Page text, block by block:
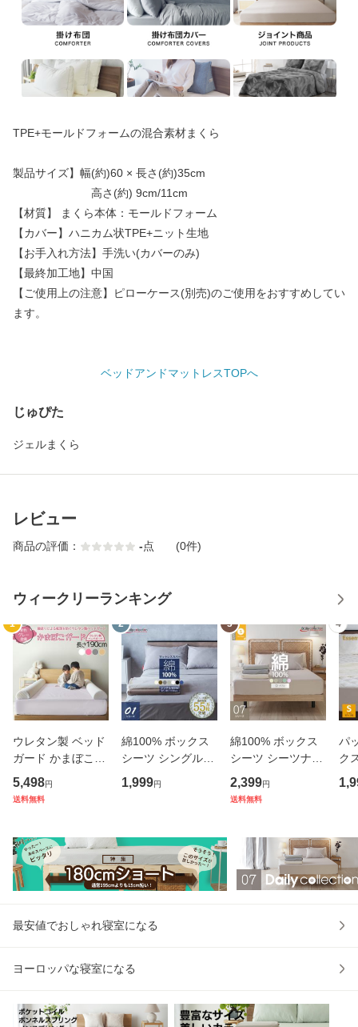
TPE+モールドフォームの混合素材まくら
製品サイズ】幅(約)60 × 長さ(約)35cm
高さ(約) 9cm/11cm
【材質】 まくら本体：モールドフォーム
【カバー】ハニカム状TPE+ニット生地
【お手入れ方法】手洗い(カバーのみ)
【最終加工地】中国
【ご使用上の注意】ピローケース(別売)のご使用をおすすめしてい
ます。
ベッドアンドマットレスTOPへ
じゅぴた
ジェルまくら
レビュー
商品の評価： -点 (0件)
ウィークリーランキング
1
ウレタン製 ベッド
ガード かまぼこガ
ード 1本(1個) 長さ
190cm 幼児用ベッ
下防止 ベッドガー
ド 寝返り
5,498円
送料無料
2
綿100% ボックス
シーツ シングル
(幅97×195cm) 85S
S(幅85×195cm) マ
1,999円
3
綿100% ボックス
シーツ シーツナビ
付き 140cm×195c
m ダブル マットレ
07シリーズ メール
2,399円
送料無料
4
パ
ク
ス
ス
最安値でおしゃれ寝室になる
ヨーロッパな寝室になる